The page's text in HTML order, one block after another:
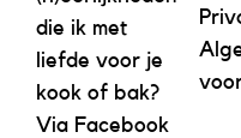
die ik met
liefde voor je
kook of bak?
Via Facebook